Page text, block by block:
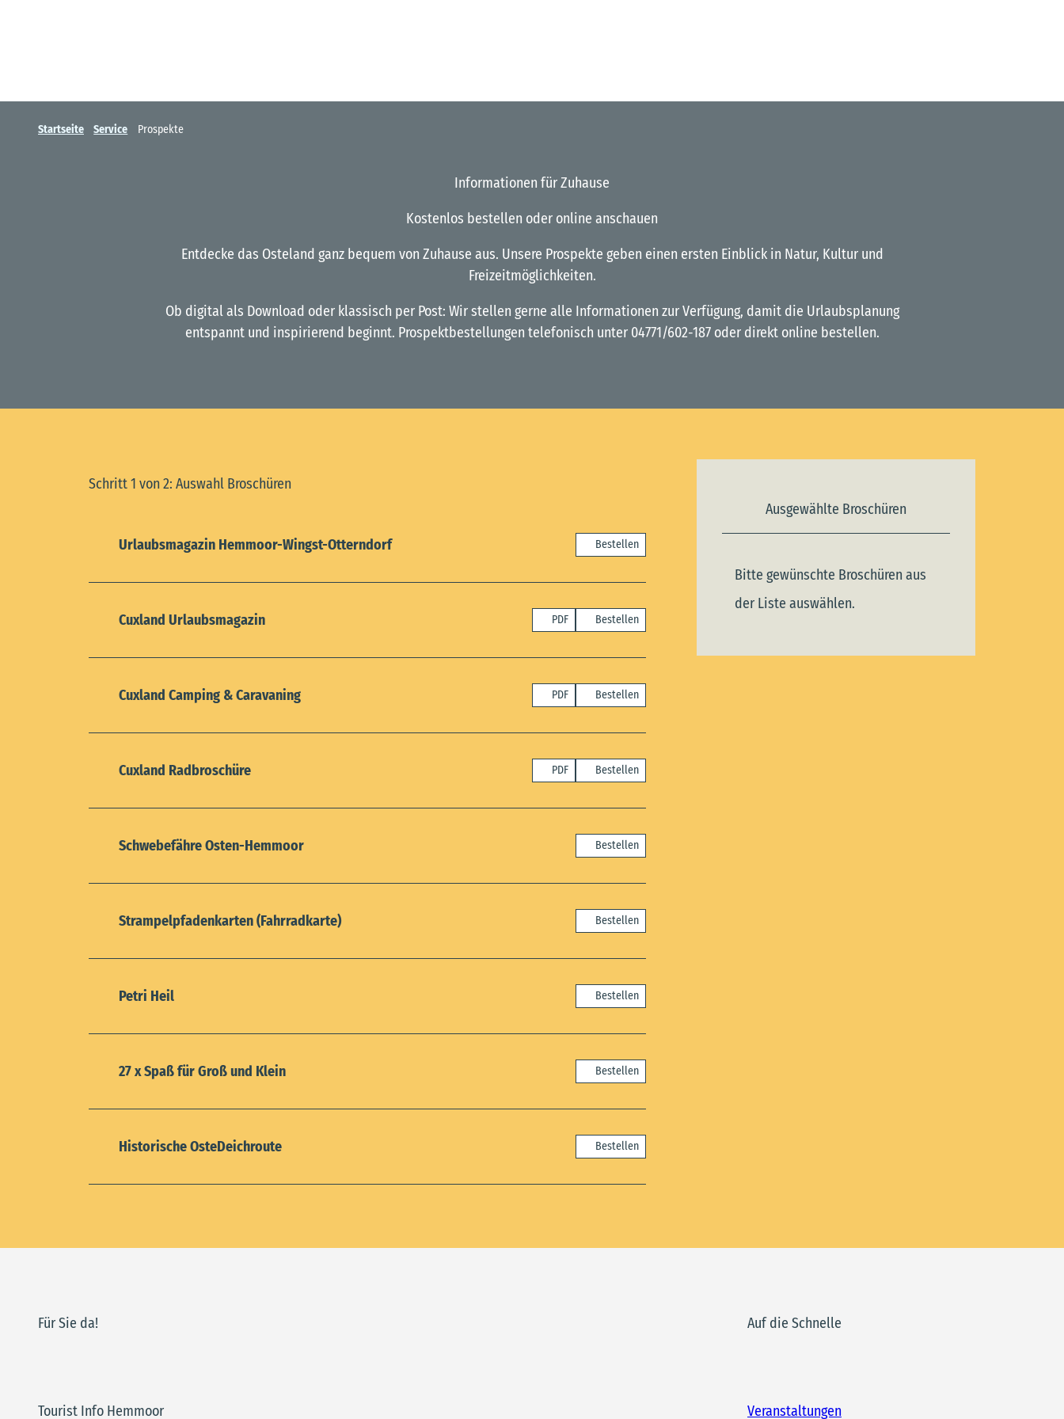
Startseite Service Prospekte
Informationen für Zuhause
Kostenlos bestellen oder online anschauen
Entdecke das Osteland ganz bequem von Zuhause aus. Unsere Prospekte geben einen ersten Einblick in Natur, Kultur und
Freizeitmöglichkeiten.
Ob digital als Download oder klassisch per Post: Wir stellen gerne alle Informationen zur Verfügung, damit die Urlaubsplanung
entspannt und inspirierend beginnt. Prospektbestellungen telefonisch unter 04771/602-187 oder direkt online bestellen.
Schritt 1 von 2: Auswahl Broschüren
Urlaubsmagazin Hemmoor-Wingst-Otterndorf Bestellen
Cuxland Urlaubsmagazin PDF Bestellen
Cuxland Camping & Caravaning PDF Bestellen
Cuxland Radbroschüre PDF Bestellen
Schwebefähre Osten-Hemmoor Bestellen
Strampelpfadenkarten (Fahrradkarte) Bestellen
Petri Heil Bestellen
27 x Spaß für Groß und Klein Bestellen
Historische OsteDeichroute Bestellen
Ausgewählte Broschüren
Bitte gewünschte Broschüren aus
der Liste auswählen.
Für Sie da!
Tourist Info Hemmoor
Auf die Schnelle
Veranstaltungen